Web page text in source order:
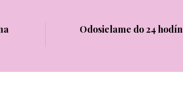
Odosielame do 24 hodín